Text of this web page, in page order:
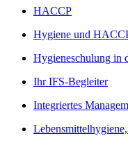
HACCP
Hygiene und
Hygieneschulung in
Ihr IFS-Begleiter
Integriertes